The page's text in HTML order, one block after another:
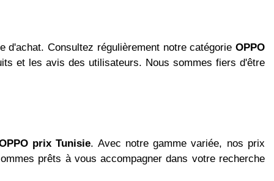
d'achat. Consultez régulièrement notre catégorie OPPO
et les avis des utilisateurs. Nous sommes fiers d'être
prix Tunisie. Avec notre gamme variée, nos prix
prêts à vous accompagner dans votre recherche